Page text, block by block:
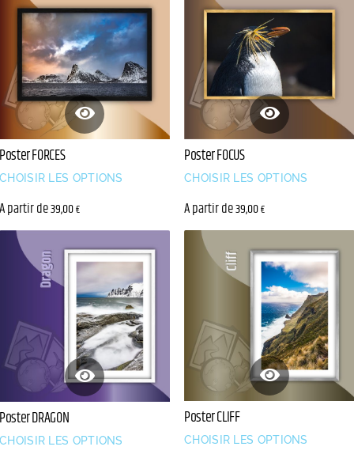
Poster FORCES
A partir de39,00€
CHOISIR LES OPTIONS
Poster FOCUS
A partir de39,00€
CHOISIR LES OPTIONS
Poster DRAGON
CHOISIR LES OPTIONS
Poster CLIFF
CHOISIR LES OPTIONS